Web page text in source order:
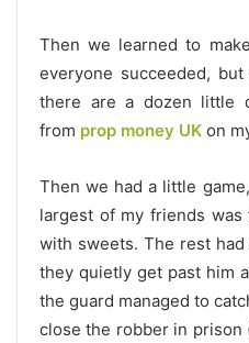
Then we learned to
everyone succeeded,
there are a dozen little
from prop money UK on
Then we had a little
largest of my friends
with sweets. The rest
they quietly get past him
the guard managed to
close the robber in prison